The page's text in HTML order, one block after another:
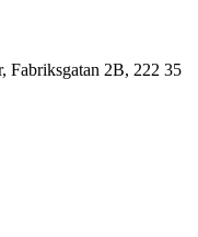
Fabriksgatan 2B, 222 35